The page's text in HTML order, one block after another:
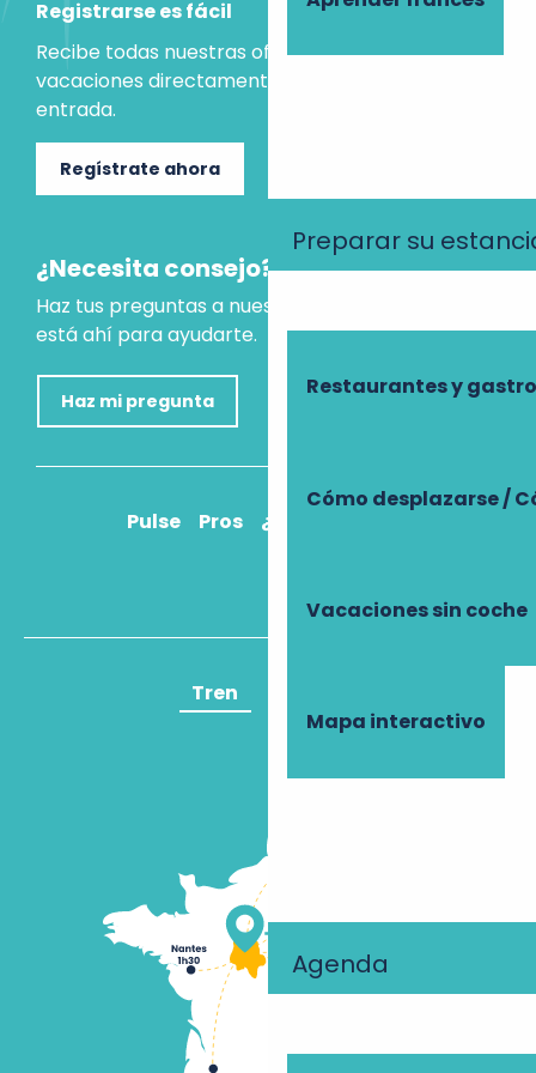
Preparar su
Restaurantes y
Cómo desplazarse /
Vacaciones sin coche
Mapa interactivo
Agenda
Registrarse es fácil
Recibe todas nuestras ofertas e ideas para las
vacaciones directamente en tu bandeja de
entrada.
Regístrate ahora
¿Necesita consejo?
Haz tus preguntas a nuestro asistente virtual, que
está ahí para ayudarte.
Haz mi pregunta
Pulse Pros ¿Cómo llegar?
Tren